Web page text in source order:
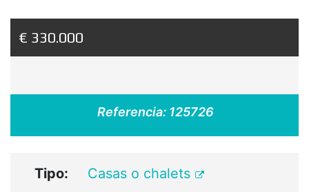
€ 330.000
Referencia: 125726
Tipo:
Casas o chalets